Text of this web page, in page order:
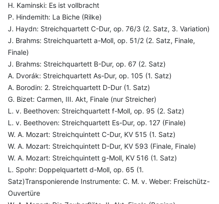
H. Kaminski: Es ist vollbracht
P. Hindemith: La Biche (Rilke)
J. Haydn: Streichquartett C-Dur, op. 76/3 (2. Satz, 3. Variation)
J. Brahms: Streichquartett a-Moll, op. 51/2 (2. Satz, Finale,
Finale)
J. Brahms: Streichquartett B-Dur, op. 67 (2. Satz)
A. Dvorák: Streichquartett As-Dur, op. 105 (1. Satz)
A. Borodin: 2. Streichquartett D-Dur (1. Satz)
G. Bizet: Carmen, III. Akt, Finale (nur Streicher)
L. v. Beethoven: Streichquartett f-Moll, op. 95 (2. Satz)
L. v. Beethoven: Streichquartett Es-Dur, op. 127 (Finale)
W. A. Mozart: Streichquintett C-Dur, KV 515 (1. Satz)
W. A. Mozart: Streichquintett D-Dur, KV 593 (Finale, Finale)
W. A. Mozart: Streichquintett g-Moll, KV 516 (1. Satz)
L. Spohr: Doppelquartett d-Moll, op. 65 (1.
Satz)Transponierende Instrumente: C. M. v. Weber: Freischütz-
Ouvertüre